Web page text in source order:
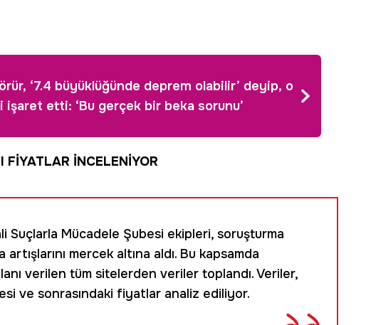
‘7.4 büyüklüğünde deprem olabilir’ deyip, o
işaret etti: ‘Bu gerçek bir beka sorunu’
FİYATLAR İNCELENİYOR
Suçlarla Mücadele Şubesi ekipleri, soruşturma
mercek altına aldı. Bu kapsamda
verilen tüm sitelerden veriler toplandı. Veriler,
ve sonrasındaki fiyatlar analiz ediliyor.